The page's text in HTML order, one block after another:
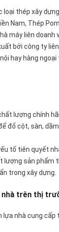
loại thép xây
Nam, Thép
máy liên doanh
bởi công ty
hay hàng
lượng chính
đổ cột, sàn,
tố tiên quyết
lượng sản phẩm
trong xây dựng.
nhà trên thị
lựa nhà cung